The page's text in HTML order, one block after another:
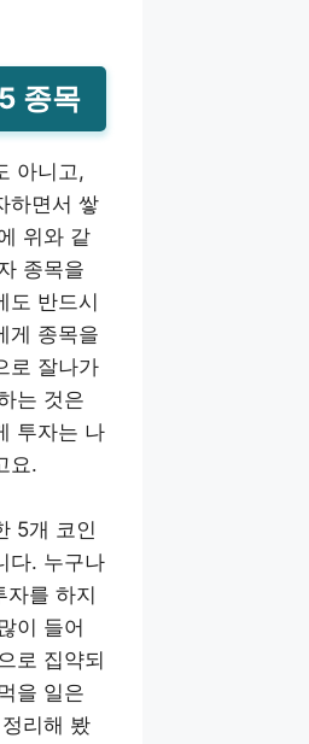
종목
아니고,
하면서 쌓
위와 같
종목을
도 반드시
게 종목을
로 잘나가
는 것은
투자는 나
요.
5개 코인
다. 누구나
자를 하지
이 들어
로 집약되
을 일은
리해 봤